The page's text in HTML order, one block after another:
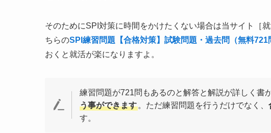
そのためにSPI対策に時間をかけたくない場合は当サイト［
ちらのSPI練習問題【合格対策】試験問題・過去問（無料721
おくと就活が楽になりますよ。
練習問題が721問もあるのと解答と解説が詳しく書
う事ができます 。ただ練習問題を行うだけでなく、
す。